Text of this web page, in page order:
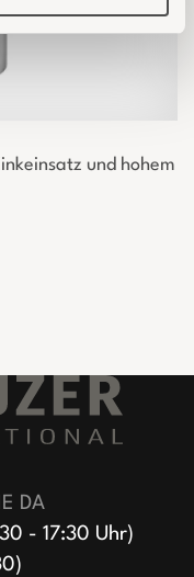
und hohem
DA
- 17:30 Uhr)